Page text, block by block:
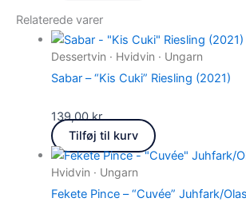
Relaterede varer
Dessertvin · Hvidvin · Ungarn
Sabar – “Kis Cuki” Riesling (2021)
139,00kr.
Tilføj til kurv
Hvidvin · Ungarn
Fekete Pince – “Cuvée” Juhfark/